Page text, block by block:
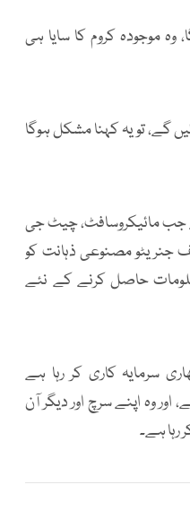
وہ موجودہ کروم کا سایا ہی
گے، تو یہ کہنا مشکل ہوگا
مائیکروسافٹ، چیٹ جی
جنریٹو مصنوعی ذہانت کو
حاصل کرنے کے نئے
سرمایہ کاری کر رہا ہے
وہ اپنے سرچ اور دیگر آن
رہا ہے۔